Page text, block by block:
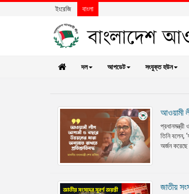
ইংরেজি বাংলা
দল আপডেট সংযুক্ত হউন
আওয়ামী
তিনি বলেন,
অর্জন
জাতীয়